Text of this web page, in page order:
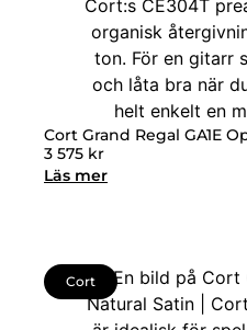
Cort Grand Regal GA1E
3 575 kr
Läs mer
Cort